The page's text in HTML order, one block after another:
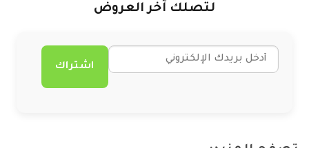
لتصلك آخر العروض
اشتراك